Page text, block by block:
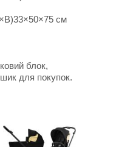
см
блок,
для покупок.